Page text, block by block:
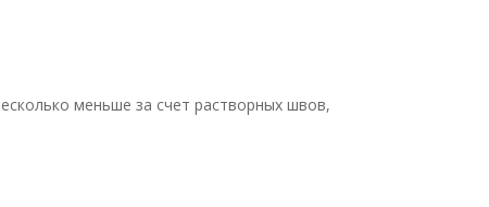
меньше за счет растворных швов,